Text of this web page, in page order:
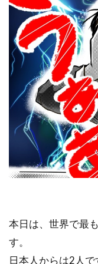
本日は、世界で最
す。
日本人からは2人で